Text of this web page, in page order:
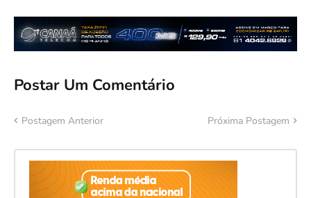
Postar Um Comentário
Postagem Anterior Próxima Postagem